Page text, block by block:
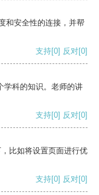
和安全性的连接，并帮
支持[0] 反对[0]
学科的知识。老师的讲
支持[0] 反对[0]
比如将设置页面进行优
支持[0] 反对[0]